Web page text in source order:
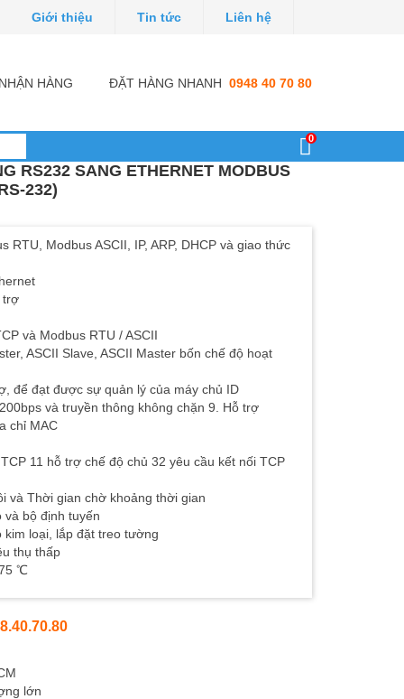
Giới thiệu Tin tức Liên hệ
NHẬN HÀNG ĐẶT HÀNG NHANH 0948 40 70 80
0
RS232 SANG ETHERNET MODBUS
232)
RTU, Modbus ASCII, IP, ARP, DHCP và giao thức
trợ
và Modbus RTU / ASCII
ASCII Slave, ASCII Master bốn chế độ hoạt
để đạt được sự quản lý của máy chủ ID
và truyền thông không chặn 9. Hỗ trợ
chỉ MAC
11 hỗ trợ chế độ chủ 32 yêu cầu kết nối TCP
và Thời gian chờ khoảng thời gian
và bộ định tuyến
kim loại, lắp đặt treo tường
thụ thấp
℃
lớn